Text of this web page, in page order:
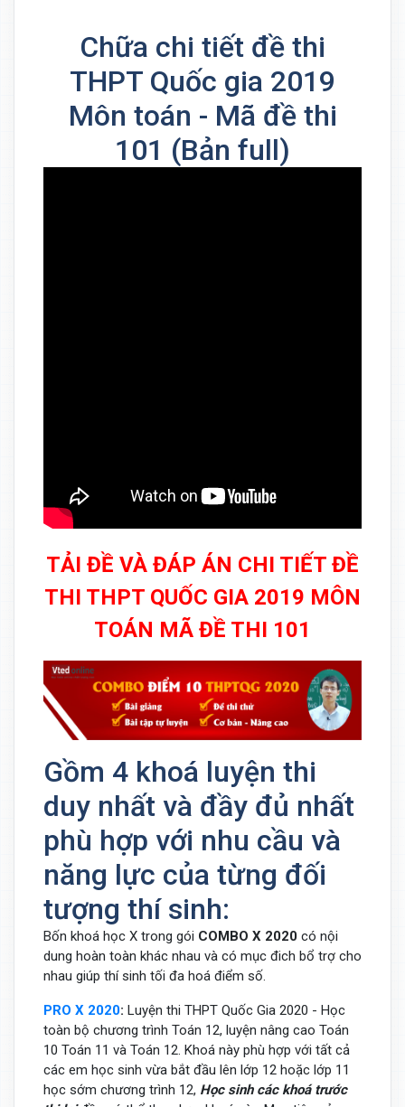
Chữa chi tiết đề thi
THPT Quốc gia 2019
Môn toán - Mã đề thi
101 (Bản full)
TẢI ĐỀ VÀ ĐÁP ÁN CHI TIẾT ĐỀ
THI THPT QUỐC GIA 2019 MÔN
TOÁN MÃ ĐỀ THI 101
Gồm 4 khoá luyện thi
duy nhất và đầy đủ nhất
phù hợp với nhu cầu và
năng lực của từng đối
tượng thí sinh:
Bốn khoá học X trong gói COMBO X 2020 có nội
dung hoàn toàn khác nhau và có mục đich bổ trợ cho
nhau giúp thí sinh tối đa hoá điểm số.
PRO X 2020: Luyện thi THPT Quốc Gia 2020 - Học
toàn bộ chương trình Toán 12, luyện nâng cao Toán
10 Toán 11 và Toán 12. Khoá này phù hợp với tất cả
các em học sinh vừa bắt đầu lên lớp 12 hoặc lớp 11
học sớm chương trình 12, Học sinh các khoá trước